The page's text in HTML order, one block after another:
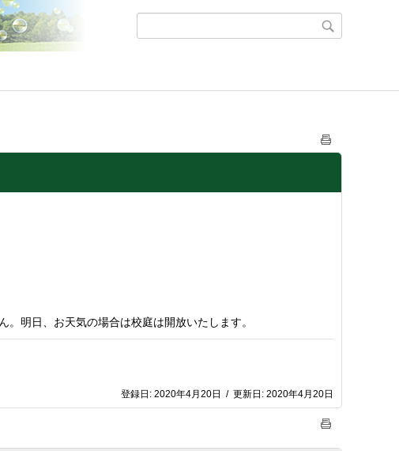
明日、お天気の場合は校庭は開放いたします。
登録日: 2020年4月20日 / 更新日: 2020年4月20日